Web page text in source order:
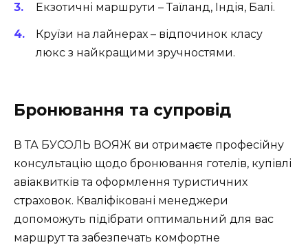
Екзотичні маршрути – Таїланд, Індія, Балі.
Круїзи на лайнерах – відпочинок класу
люкс з найкращими зручностями.
Бронювання та супровід
В ТА БУСОЛЬ ВОЯЖ ви отримаєте професійну
консультацію щодо бронювання готелів, купівлі
авіаквитків та оформлення туристичних
страховок. Кваліфіковані менеджери
допоможуть підібрати оптимальний для вас
маршрут та забезпечать комфортне